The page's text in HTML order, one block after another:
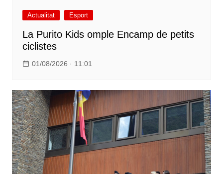
Actualitat Esport
La Purito Kids omple Encamp de petits
ciclistes
01/08/2026 · 11:01